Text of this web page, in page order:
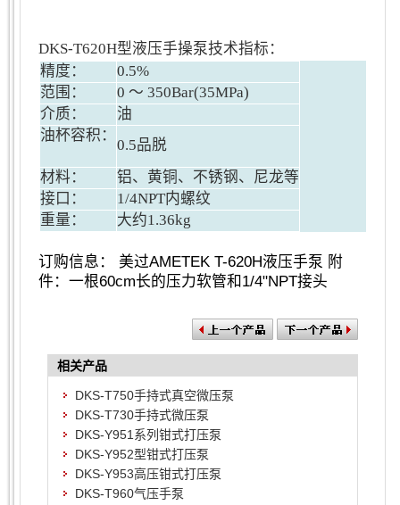
DKS-T620H型液压手操泵技术指标：
精度：
0.5%
范围：
0 ～ 350Bar(35MPa)
介质：
油
油杯容积：
0.5品脱
材料：
铝、黄铜、不锈钢、尼龙等
接口：
1/4NPT内螺纹
重量：
大约1.36kg
订购信息： 美过AMETEK T-620H液压手泵 附
件：一根60cm长的压力软管和1/4"NPT接头
相关产品
DKS-T750手持式真空微压泵
DKS-T730手持式微压泵
DKS-Y951系列钳式打压泵
DKS-Y952型钳式打压泵
DKS-Y953高压钳式打压泵
DKS-T960气压手泵